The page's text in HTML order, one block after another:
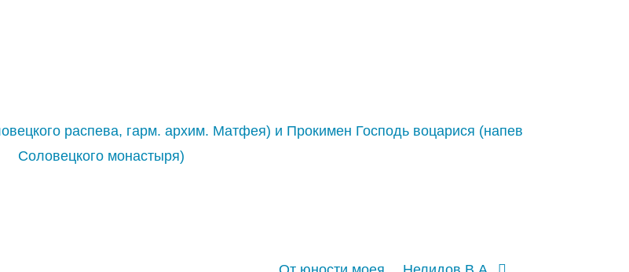
распева, гарм. архим. Матфея) и Прокимен Господь воцарися (напев
Соловецкого монастыря)